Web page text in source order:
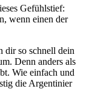
Gefühlstief:
wenn einen der
dir so schnell dein
Denn anders als
Wie einfach und
die Argentinier